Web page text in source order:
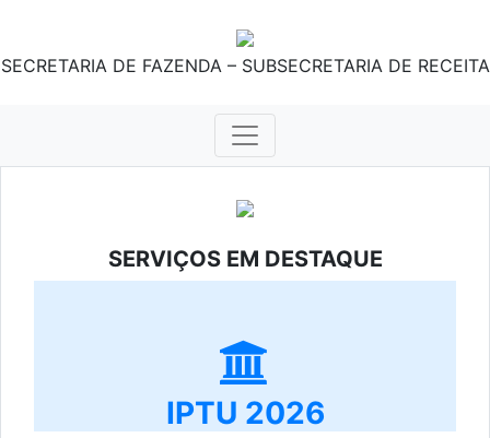
SECRETARIA DE FAZENDA – SUBSECRETARIA DE RECEITA
SERVIÇOS EM DESTAQUE
IPTU 2026